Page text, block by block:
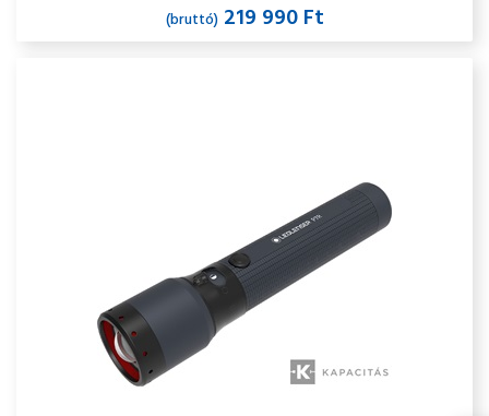
(bruttó)219 990 Ft